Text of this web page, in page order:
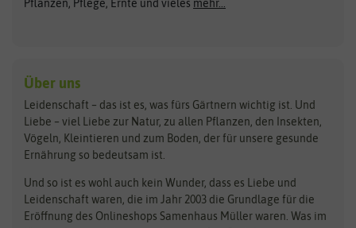
Gründünger
Kräutersamen
Obstsamen
Pilzbrut
Rasensamen
Steckzwiebeln
Zimmer & Kübelpflanzen
Kataloge
Schnäppchen
Benary
Bingenheimer Saatgut
Bionana
BIOWOL
Blumicorn
Dürr-Samen
Feldsaaten Freudenberger
Fertil
Pflanzen, Pflege, Ernte und vieles mehr...
Über uns
Leidenschaft – das ist es, was fürs Gärtnern wichtig ist. Und
Liebe – viel Liebe zur Natur, zu allen Pflanzen, den Insekten,
Vögeln, Kleintieren und zum Boden, der für unsere gesunde
Ernährung so bedeutsam ist.
Und so ist es wohl auch kein Wunder, dass es Liebe und
Leidenschaft waren, die im Jahr 2003 die Grundlage für die
Eröffnung des Onlineshops Samenhaus Müller waren. Was im